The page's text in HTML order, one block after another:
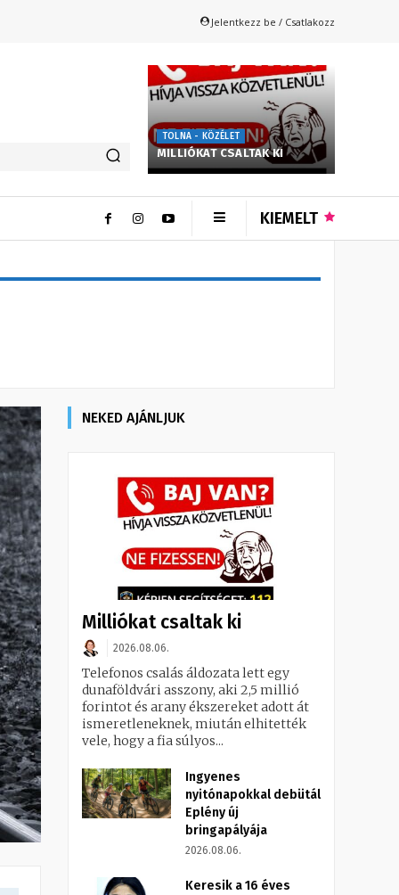
Jelentkezz be / Csatlakozz
TOLNA - KÖZÉLET
MILLIÓKAT CSALTAK KI
KIEMELT
NEKED AJÁNLJUK
Milliókat csaltak ki
2026.08.06.
Telefonos csalás áldozata lett egy
dunaföldvári asszony, aki 2,5 millió
forintot és arany ékszereket adott át
ismeretleneknek, miután elhitették
vele, hogy a fia súlyos...
Ingyenes
nyitónapokkal debütál
Eplény új
bringapályája
2026.08.06.
Keresik a 16 éves